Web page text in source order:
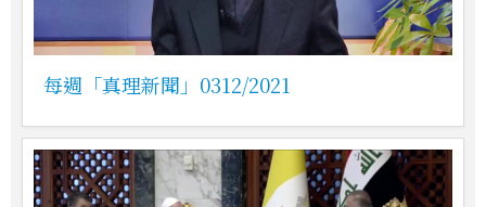
每週「真理新聞」0312/2021